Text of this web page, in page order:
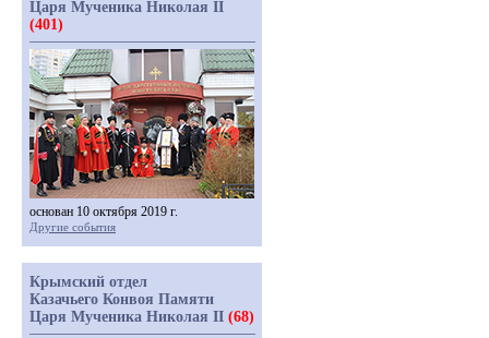
Царя Мученика Николая II
(401)
основан 10 октября 2019 г.
Другие события
Крымский отдел
Казачьего Конвоя Памяти
Царя Мученика Николая II (68)